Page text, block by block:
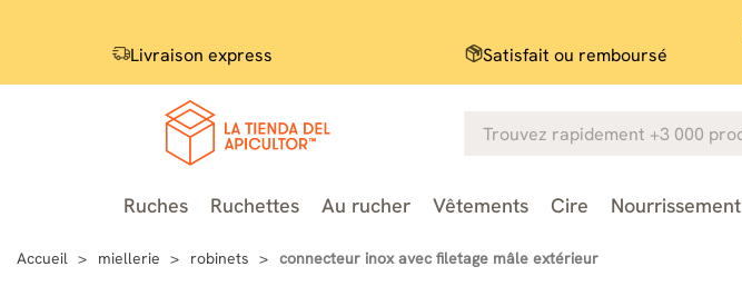
Livraison express Satisfait ou remboursé
Ruches Ruchettes Au rucher Vêtements Cire Nourrissement
Accueil miellerie robinets connecteur inox avec filetage mâle extérieur